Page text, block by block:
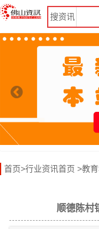
搜资讯
首页>行业资讯首页 >教育
顺德陈村